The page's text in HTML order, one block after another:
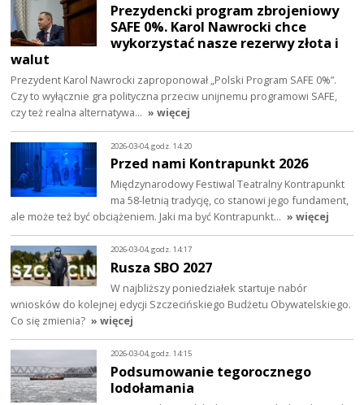
Prezydencki program zbrojeniowy
SAFE 0%. Karol Nawrocki chce
wykorzystać nasze rezerwy złota i
walut
Prezydent Karol Nawrocki zaproponował „Polski Program SAFE 0%”.
Czy to wyłącznie gra polityczna przeciw unijnemu programowi SAFE,
czy też realna alternatywa… » więcej
2026-03-04, godz. 14:20
Przed nami Kontrapunkt 2026
Międzynarodowy Festiwal Teatralny Kontrapunkt
ma 58-letnią tradycję, co stanowi jego fundament,
ale może też być obciążeniem. Jaki ma być Kontrapunkt… » więcej
2026-03-04, godz. 14:17
Rusza SBO 2027
W najbliższy poniedziałek startuje nabór
wniosków do kolejnej edycji Szczecińskiego Budżetu Obywatelskiego.
Co się zmienia? » więcej
2026-03-04, godz. 14:15
Podsumowanie tegorocznego
lodołamania